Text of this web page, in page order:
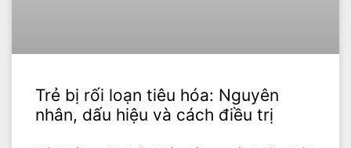
Trẻ bị rối loạn tiêu hóa: Nguyên
nhân, dấu hiệu và cách điều trị